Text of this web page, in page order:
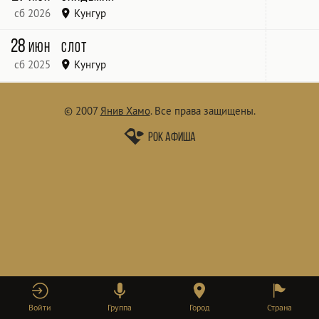
Войти Группа Город Страна
сб 2026 Кунгур
«РокАномалия»
28июн
сб 2025
Слот
Кунгур
© 2007 Янив Хамо. Все права защищены.
Рок афиша